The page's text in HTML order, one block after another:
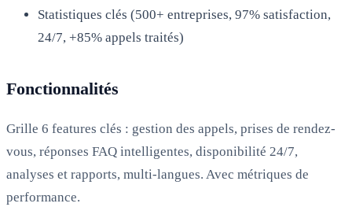
Statistiques clés (500+ entreprises, 97% satisfaction,
24/7, +85% appels traités)
Fonctionnalités
Grille 6 features clés : gestion des appels, prises de rendez-
vous, réponses FAQ intelligentes, disponibilité 24/7,
analyses et rapports, multi-langues. Avec métriques de
performance.